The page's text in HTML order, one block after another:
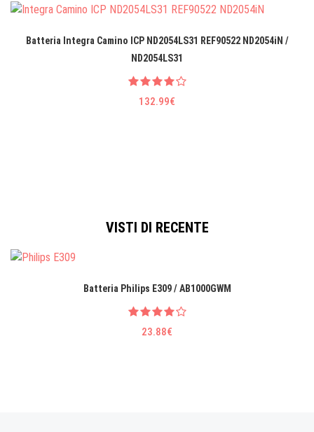
Batteria Integra Camino ICP ND2054LS31 REF90522 ND2054iN /
ND2054LS31
132.99€
VISTI DI RECENTE
Batteria Philips E309 / AB1000GWM
23.88€